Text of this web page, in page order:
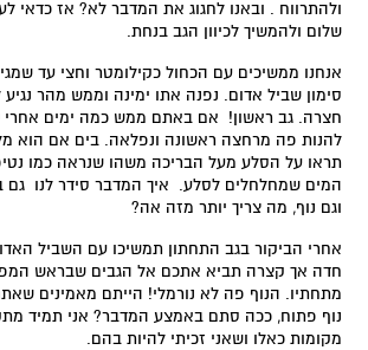
ולהתרווח . ובאנו לחגוג את המדבר לא? אז כדאי
שלום ולהמשיך לכיוון הגב בנחת.
אנחנו ממשיכים עם הכחול כקילומטר וחצי עד
סימון שביל אדום. נפנה אתו ימינה וממש מהר
חצרה. גב ראשון! אם באתם ממש כמה ימים אחרי
להנות פה מרחצה ראשונה ונפלאה. בים אם הוא
תראו על הסלע מעל הבריכה משהו שנראה כמו
המים שמחלחלים לסלע. איך המדבר סידר לנו גם
וגם נוף, מה צריך יותר מזה אה?
אחרי הביקור בגב התחתון תמשיכו עם השביל
חדה אך קצרה תביא אתכם אל הגבים שבראש המפל
מתחתיו. הנוף פה לא נורמלי! הייתם מאמינים
נוף פתוח, ככה סתם באמצע המדבר? אני תמיד
מקומות כאלו ושאני זכיתי להיות בהם.